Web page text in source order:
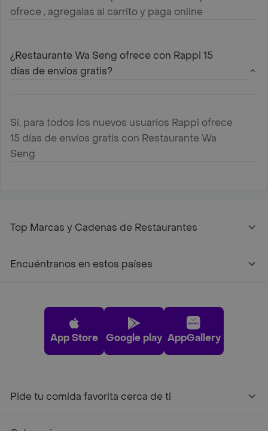
ofrece , agregalas al carrito y paga online
¿Restaurante Wa Seng ofrece con Rappi 15
días de envíos gratis?
Sí, para todos los nuevos usuarios Rappi ofrece
15 días de envíos gratis con Restaurante Wa
Seng
Top Marcas y Cadenas de Restaurantes
Encuéntranos en estos países
App Store Google play AppGallery
Pide tu comida favorita cerca de ti